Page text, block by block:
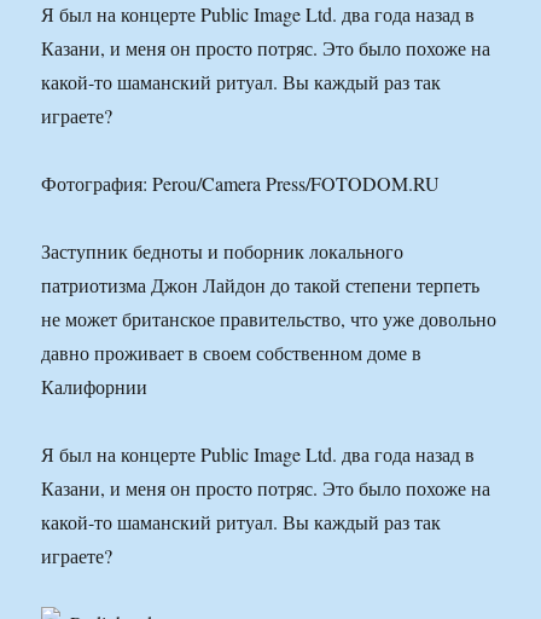
Я был на концерте Public Image Ltd. два года назад в
Казани, и меня он просто потряс. Это было похоже на
какой-то шаманский ритуал. Вы каждый раз так
играете?
Фотография: Perou/Camera Press/FOTODOM.RU
Заступник бедноты и поборник локального
патриотизма Джон Лайдон до такой степени терпеть
не может британское правительство, что уже довольно
давно проживает в своем собственном доме в
Калифорнии
Я был на концерте Public Image Ltd. два года назад в
Казани, и меня он просто потряс. Это было похоже на
какой-то шаманский ритуал. Вы каждый раз так
играете?